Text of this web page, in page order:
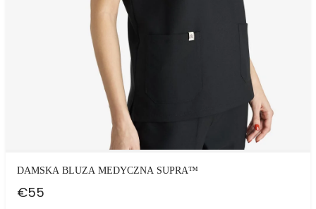
DAMSKA BLUZA MEDYCZNA SUPRA™
€55